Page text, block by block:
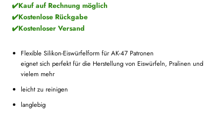
✔️Kauf auf Rechnung möglich
✔️Kostenlose Rückgabe
✔️Kostenloser Versand
Flexible Silikon-Eiswürfelform für AK-47 Patronen
eignet sich perfekt für die Herstellung von Eiswürfeln, Pralinen und
vielem mehr
leicht zu reinigen
langlebig